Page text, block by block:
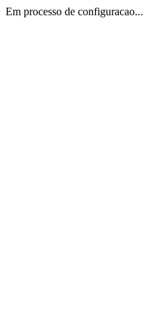
Em processo de configuracao...